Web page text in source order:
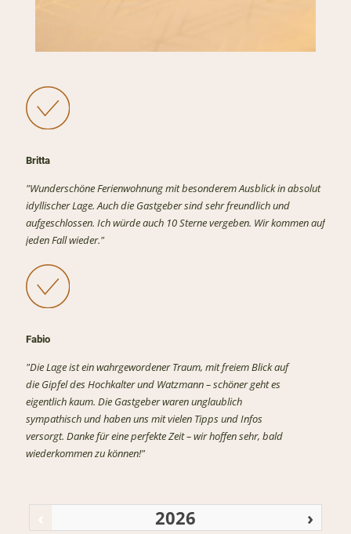
Britta
"Wunderschöne Ferienwohnung mit besonderem Ausblick in absolut
idyllischer Lage. Auch die Gastgeber sind sehr freundlich und
aufgeschlossen. Ich würde auch 10 Sterne vergeben. Wir kommen auf
jeden Fall wieder."
Fabio
"Die Lage ist ein wahrgewordener Traum, mit freiem Blick auf
die Gipfel des Hochkalter und Watzmann – schöner geht es
eigentlich kaum. Die Gastgeber waren unglaublich
sympathisch und haben uns mit vielen Tipps und Infos
versorgt. Danke für eine perfekte Zeit – wir hoffen sehr, bald
wiederkommen zu können!"
‹ 2026 ›